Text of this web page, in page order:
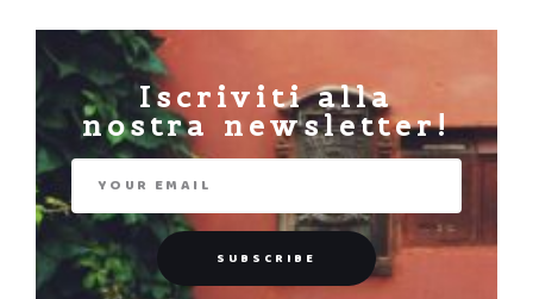
Iscriviti alla
nostra newsletter!